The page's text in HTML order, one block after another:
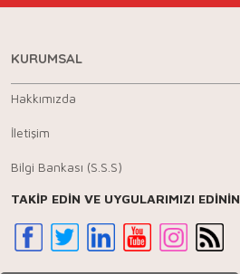
KURUMSAL
Hakkımızda
İletişim
Bilgi Bankası (S.S.S)
TAKİP EDİN VE UYGULARIMIZI EDİNİN